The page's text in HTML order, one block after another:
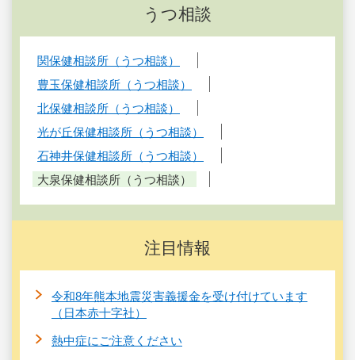
うつ相談
関保健相談所（うつ相談）
豊玉保健相談所（うつ相談）
北保健相談所（うつ相談）
光が丘保健相談所（うつ相談）
石神井保健相談所（うつ相談）
大泉保健相談所（うつ相談）
注目情報
令和8年熊本地震災害義援金を受け付けています
（日本赤十字社）
熱中症にご注意ください